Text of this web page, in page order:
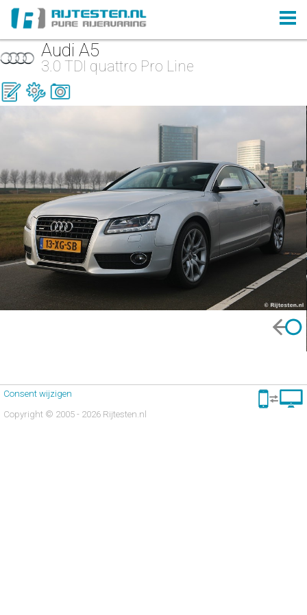
Audi A5
3.0 TDI quattro Pro Line
Consent wijzigen
Copyright © 2005 - 2026 Rijtesten.nl